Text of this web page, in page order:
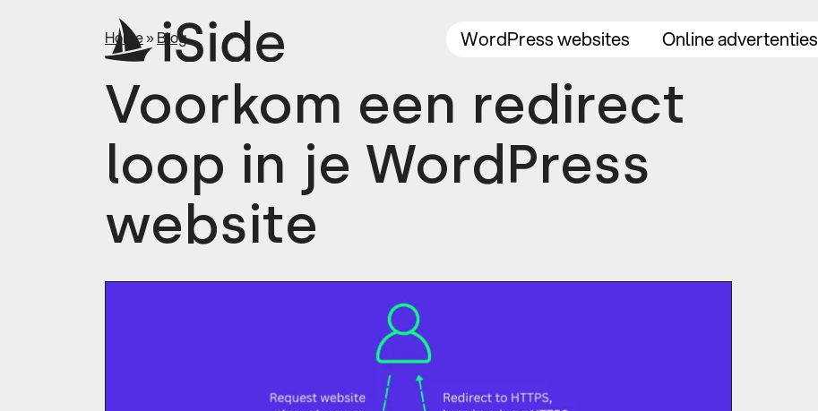
WordPress websites Online advertenties
Home»Blog
Voorkom een redirect
loop in je WordPress
website